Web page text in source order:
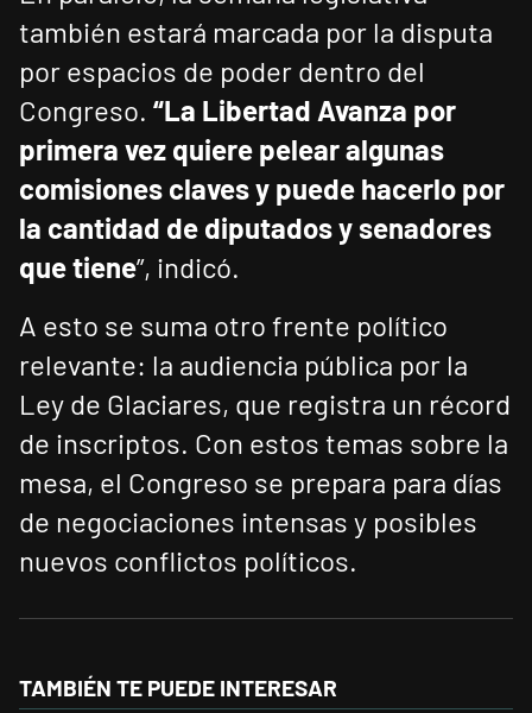
también estará marcada por la disputa
por espacios de poder dentro del
Congreso. “La Libertad Avanza por
primera vez quiere pelear algunas
comisiones claves y puede hacerlo por
la cantidad de diputados y senadores
que tiene”, indicó.
A esto se suma otro frente político
relevante: la audiencia pública por la
Ley de Glaciares, que registra un récord
de inscriptos. Con estos temas sobre la
mesa, el Congreso se prepara para días
de negociaciones intensas y posibles
nuevos conflictos políticos.
TAMBIÉN TE PUEDE INTERESAR